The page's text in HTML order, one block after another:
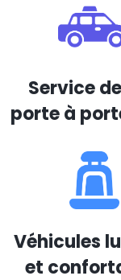
Service
porte à
Véhicules
et